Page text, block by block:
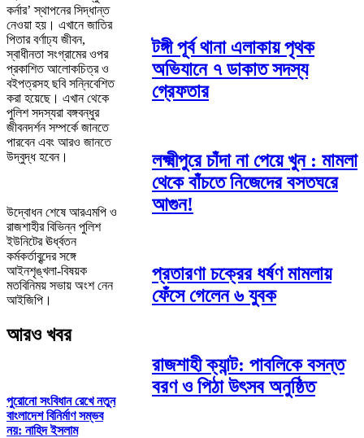
কর্নার’ স্থাপনের সিদ্ধান্ত
নেওয়া হয়। এখানে জাতির
পিতার বর্ণাঢ্য জীবন,
স্বাধীনতা সংগ্রামের ওপর
প্রকাশিত আলোকচিত্র ও
বইপত্রসহ ছবি সন্নিবেশিত
করা হয়েছে। এখান থেকে
পুলিশ সদস্যরা বঙ্গবন্ধুর
জীবনদর্শন সম্পর্কে জানতে
পারবেন এবং আরও জানতে
উদ্বুদ্ধ হবেন।
উদ্বোধন শেষে আরএমপি ও
রাজশাহীর বিভিন্ন পুলিশ
ইউনিটের ঊর্ধ্বতন
কর্মকর্তাবৃন্দের সঙ্গে
আইনশৃঙ্খলা-বিষয়ক
মতবিনিময় সভায় অংশ নেন
আইজিপি।
আরও খবর
পুরোনো সংবিধান রেখে নতুন
বাংলাদেশ বিনির্মাণ সম্ভব
নয়: নাহিদ ইসলাম
টঙ্গী পূর্ব থানা এলাকায় পৃথক
অভিযানে ৭ ডাকাত সদস্য
গ্রেফতার
লক্ষ্মীপুরে চাঁদা না পেয়ে খুন : মামলা
থেকে বাঁচতে নিজেদের বসতঘরে
আগুন!
প্রতারণা চক্রের ধর্ষণ মামলায়
ফেঁসে গেলেন ৬ যুবক
রাজশাহী ক্যান্ট: পাবলিকে বসন্ত
বরণ ও পিঠা উৎসব অনুষ্ঠিত